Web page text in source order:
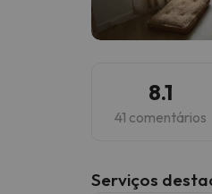
8.1
41 comentários
Serviços